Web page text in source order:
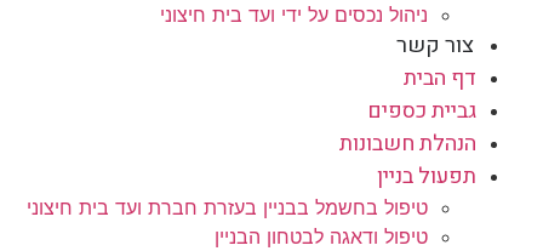
ניהול נכסים על ידי ועד בית חיצוני
צור קשר
דף הבית
גביית כספים
הנהלת חשבונות
תפעול בניין
טיפול בחשמל בבניין בעזרת חברת ועד בית חיצוני
טיפול ודאגה לבטחון הבניין